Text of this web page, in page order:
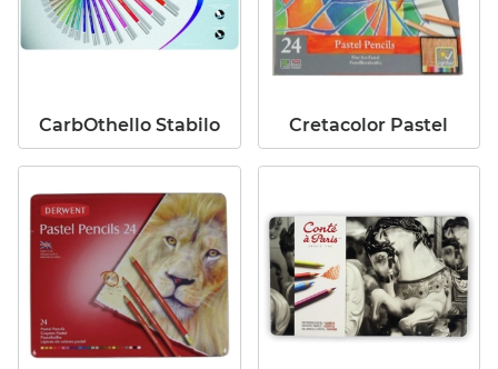
CarbOthello Stabilo Cretacolor Pastel